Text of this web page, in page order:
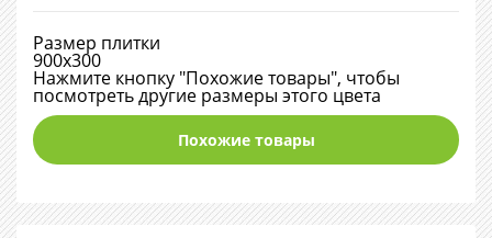
Размер плитки
900х300
Нажмите кнопку "Похожие товары", чтобы
посмотреть другие размеры этого цвета
Похожие товары